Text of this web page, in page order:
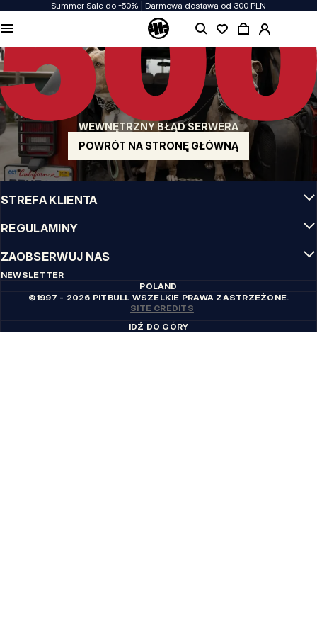
Summer Sale do -50% | Darmowa dostawa od 300 PLN
WEWNĘTRZNY BŁĄD SERWERA
POWRÓT NA STRONĘ GŁÓWNĄ
JAKOŚĆ TO DLA NAS PRIORYTET
Naszą odzież produkujemy z pasją! Nie idziemy na kompromis w kwestiach
wytrzymałości, długowieczności materiałów i dbałości o detal.
US ORIGIN
Nasze korzenie sięgają San Diego z poczatku lat 90-tych XX wieku. Nasz styl jest
surowy, autentyczny i stanowczy.
MARKA Z CHARAKTEREM
Nasze kolekcje wybierają sportowcy, fighterzy i uparci indywidualiści.
INFO
STREFA KLIENTA
REGULAMINY
ZAOBSERWUJ NAS
NEWSLETTER
POLAND
©1997 - 2026 PITBULL WSZELKIE PRAWA ZASTRZEŻONE.
SITE CREDITS
IDŹ DO GÓRY